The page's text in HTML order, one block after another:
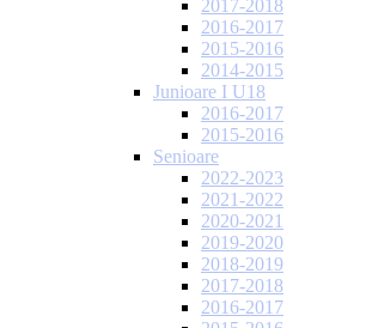
2017-2018
2016-2017
2015-2016
2014-2015
Junioare I U18
2016-2017
2015-2016
Senioare
2022-2023
2021-2022
2020-2021
2019-2020
2018-2019
2017-2018
2016-2017